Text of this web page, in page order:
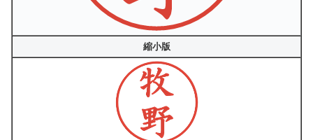
縮小版